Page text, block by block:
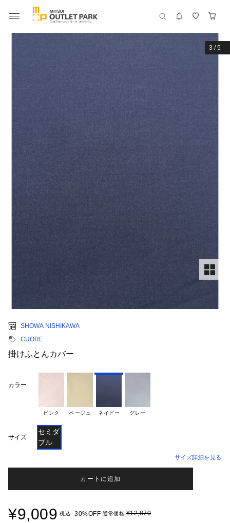
3 /5
SHOWA NISHIKAWA
CUORE
掛けふとんカバー
カラー
ピンク ベージュ ネイビー グレー
サイズ
セミダ
ブル
サイズ詳細を見る
カートに追加
¥9,009 税込 30%OFF 通常価格¥12,870